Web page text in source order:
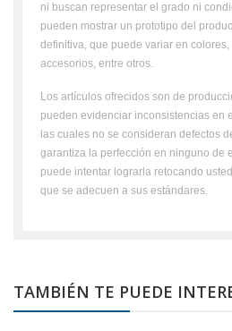
ni buscan representar el grado ni
pueden mostrar un prototipo del
definitiva, que puede variar en
accesorios, entre otros.
Los artículos ofrecidos son de
pueden evidenciar inconsistencias en
las cuales no se consideran defectos
garantiza la perfección en ninguno de
puede intentar lograrla retocando
que se adecuen a sus estándares.
TAMBIÉN TE PUEDE